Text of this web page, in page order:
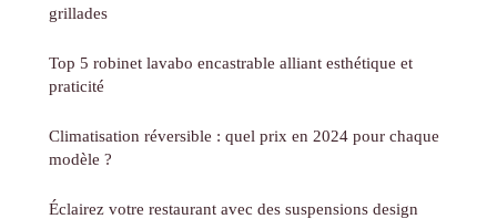
grillades
Top 5 robinet lavabo encastrable alliant esthétique et
praticité
Climatisation réversible : quel prix en 2024 pour chaque
modèle ?
Éclairez votre restaurant avec des suspensions design